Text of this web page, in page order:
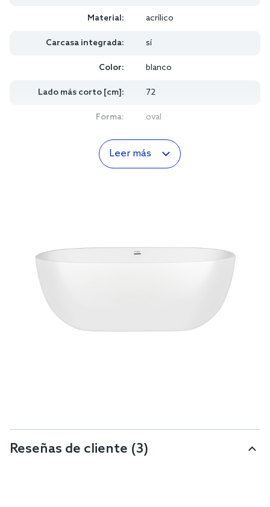
Material: acrílico
Carcasa integrada: sí
Color: blanco
Lado más corto [cm]: 72
Forma: oval
Leer más
Reseñas de cliente (3)